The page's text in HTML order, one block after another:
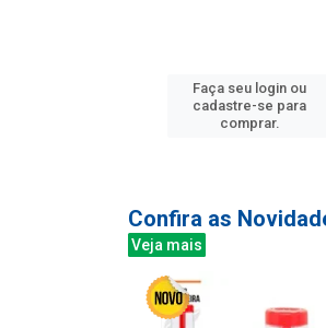
Faça seu login ou
cadastre-se para
comprar.
Confira as
Veja mais